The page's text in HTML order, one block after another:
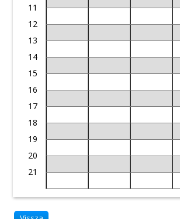
11
12
13
14
15
16
17
18
19
20
21